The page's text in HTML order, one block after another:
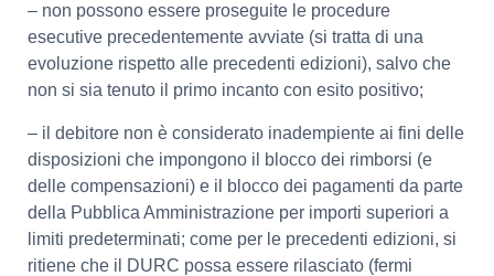
– non possono essere proseguite le procedure
esecutive precedentemente avviate (si tratta di una
evoluzione rispetto alle precedenti edizioni), salvo che
non si sia tenuto il primo incanto con esito positivo;
– il debitore non è considerato inadempiente ai fini delle
disposizioni che impongono il blocco dei rimborsi (e
delle compensazioni) e il blocco dei pagamenti da parte
della Pubblica Amministrazione per importi superiori a
limiti predeterminati; come per le precedenti edizioni, si
ritiene che il DURC possa essere rilasciato (fermi